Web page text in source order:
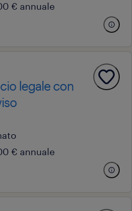
€ annuale
legale con
€ annuale